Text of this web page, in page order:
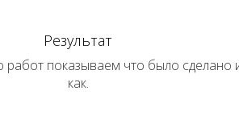
Результат
показываем что было сделано
как.